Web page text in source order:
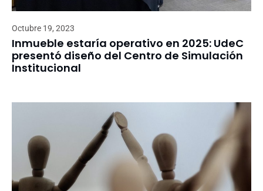
Octubre 19, 2023
Inmueble estaría operativo en 2025: UdeC
presentó diseño del Centro de Simulación
Institucional